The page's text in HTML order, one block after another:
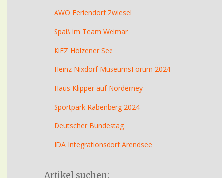
AWO Feriendorf Zwiesel
Spaß im Team Weimar
KiEZ Hölzener See
Heinz Nixdorf MuseumsForum 2024
Haus Klipper auf Norderney
Sportpark Rabenberg 2024
Deutscher Bundestag
IDA Integrationsdorf Arendsee
Artikel suchen: